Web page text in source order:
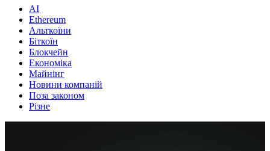
AI
Ethereum
Альткоїни
Біткоїн
Блокчейн
Економіка
Майнінг
Новини компаній
Поза законом
Різне